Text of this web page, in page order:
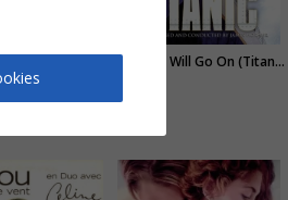
My Heart Will Go On (Titanic)